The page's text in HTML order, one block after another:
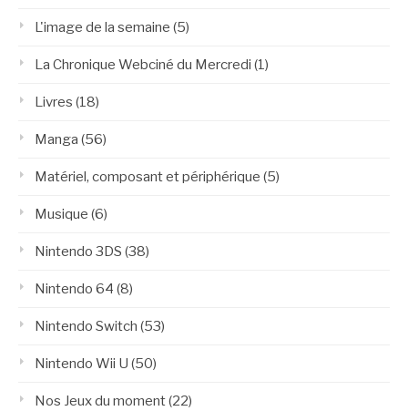
L'image de la semaine (5)
La Chronique Webciné du Mercredi (1)
Livres (18)
Manga (56)
Matériel, composant et périphérique (5)
Musique (6)
Nintendo 3DS (38)
Nintendo 64 (8)
Nintendo Switch (53)
Nintendo Wii U (50)
Nos Jeux du moment(22)